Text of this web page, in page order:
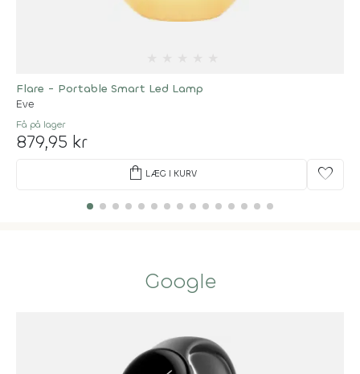
Flare - Portable Smart Led Lamp
Eve
Få på lager
879,95 kr
shopping_bag LÆG I KURV favorite
Google